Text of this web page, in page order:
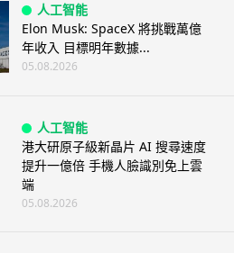
人工智能
Elon Musk: SpaceX 將挑戰萬億
年收入 目標明年數據...
05.08.2026
人工智能
港大研原子級新晶片 AI 搜尋速度
提升一億倍 手機人臉識別免上雲
端
05.08.2026